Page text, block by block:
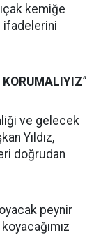
kemiğe
ifadelerini
KORUMALIYIZ”
ve gelecek
Yıldız,
doğrudan
peynir